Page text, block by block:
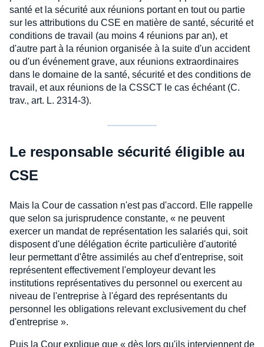
santé et la sécurité aux réunions portant en tout ou partie
sur les attributions du CSE en matière de santé, sécurité et
conditions de travail (au moins 4 réunions par an), et
d'autre part à la réunion organisée à la suite d'un accident
ou d'un événement grave, aux réunions extraordinaires
dans le domaine de la santé, sécurité et des conditions de
travail, et aux réunions de la CSSCT le cas échéant (C.
trav., art. L. 2314-3).
Le responsable sécurité éligible au
CSE
Mais la Cour de cassation n'est pas d'accord. Elle rappelle
que selon sa jurisprudence constante, « ne peuvent
exercer un mandat de représentation les salariés qui, soit
disposent d'une délégation écrite particulière d'autorité
leur permettant d'être assimilés au chef d'entreprise, soit
représentent effectivement l'employeur devant les
institutions représentatives du personnel ou exercent au
niveau de l'entreprise à l'égard des représentants du
personnel les obligations relevant exclusivement du chef
d'entreprise ».
Puis la Cour explique que « dès lors qu'ils interviennent de